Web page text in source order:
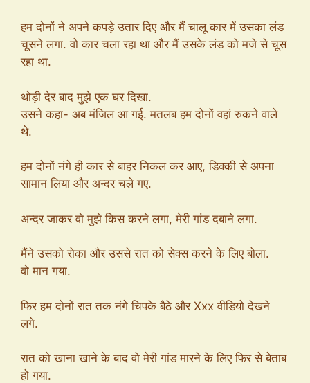
हम दोनों ने अपने कपड़े उतार दिए और मैं चालू कार में उसका लंड
चूसने लगा. वो कार चला रहा था और मैं उसके लंड को मजे से चूस
रहा था.
थोड़ी देर बाद मुझे एक घर दिखा.
उसने कहा- अब मंजिल आ गई. मतलब हम दोनों वहां रुकने वाले
थे.
हम दोनों नंगे ही कार से बाहर निकल कर आए, डिक्की से अपना
सामान लिया और अन्दर चले गए.
अन्दर जाकर वो मुझे किस करने लगा, मेरी गांड दबाने लगा.
मैंने उसको रोका और उससे रात को सेक्स करने के लिए बोला.
वो मान गया.
फिर हम दोनों रात तक नंगे चिपके बैठे और Xxx वीडियो देखने
लगे.
रात को खाना खाने के बाद वो मेरी गांड मारने के लिए फिर से बेताब
हो गया.